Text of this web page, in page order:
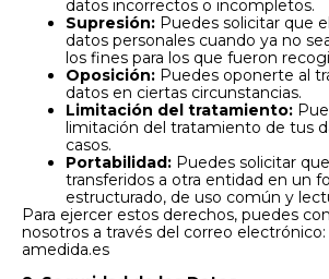
datos incorrectos o incompletos.
Supresión: Puedes solicitar que
datos personales cuando ya no
los fines para los que fueron
Oposición: Puedes oponerte al
datos en ciertas circunstancias.
Limitación del tratamiento:
limitación del tratamiento de tus
casos.
Portabilidad: Puedes solicitar
transferidos a otra entidad en un
estructurado, de uso común y
Para ejercer estos derechos, puedes
nosotros a través del correo electrónico:
amedida.es